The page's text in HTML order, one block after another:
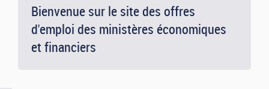
Bienvenue sur le site des offres
d'emploi des ministères économiques
et financiers